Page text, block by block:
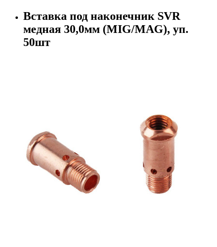
Вставка под наконечник SVR
медная 30,0мм (MIG/MAG), уп.
50шт